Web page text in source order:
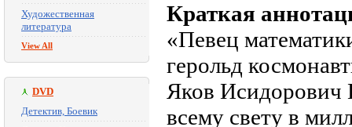
Художественная
литература
View All
DVD
Детектив, Боевик
Краткая
«Певец
герольд
Яков Исидорович
всему свету в